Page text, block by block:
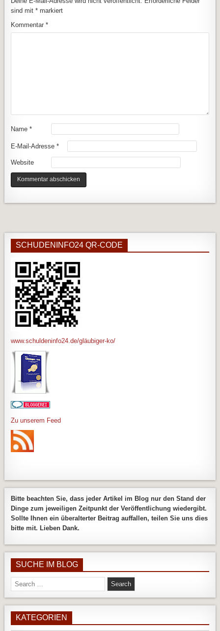
sind mit* markiert
Kommentar*
Name*
E-Mail-Adresse*
Website
SCHUDENINFO24 QR-CODE
www.schuldeninfo24.de/gläubiger-ko/
Zu unserem Feed
Bitte beachten Sie, dass jeder Artikel im Blog nur den Stand der
Dinge zum jeweiligen Zeitpunkt der Veröffentlichung wiedergibt.
Sollte Ihnen ein überalterter Beitrag auffallen, teilen Sie uns dies
bitte mit. Lieben Dank.
SUCHE IM BLOG
Search
for:
KATEGORIEN